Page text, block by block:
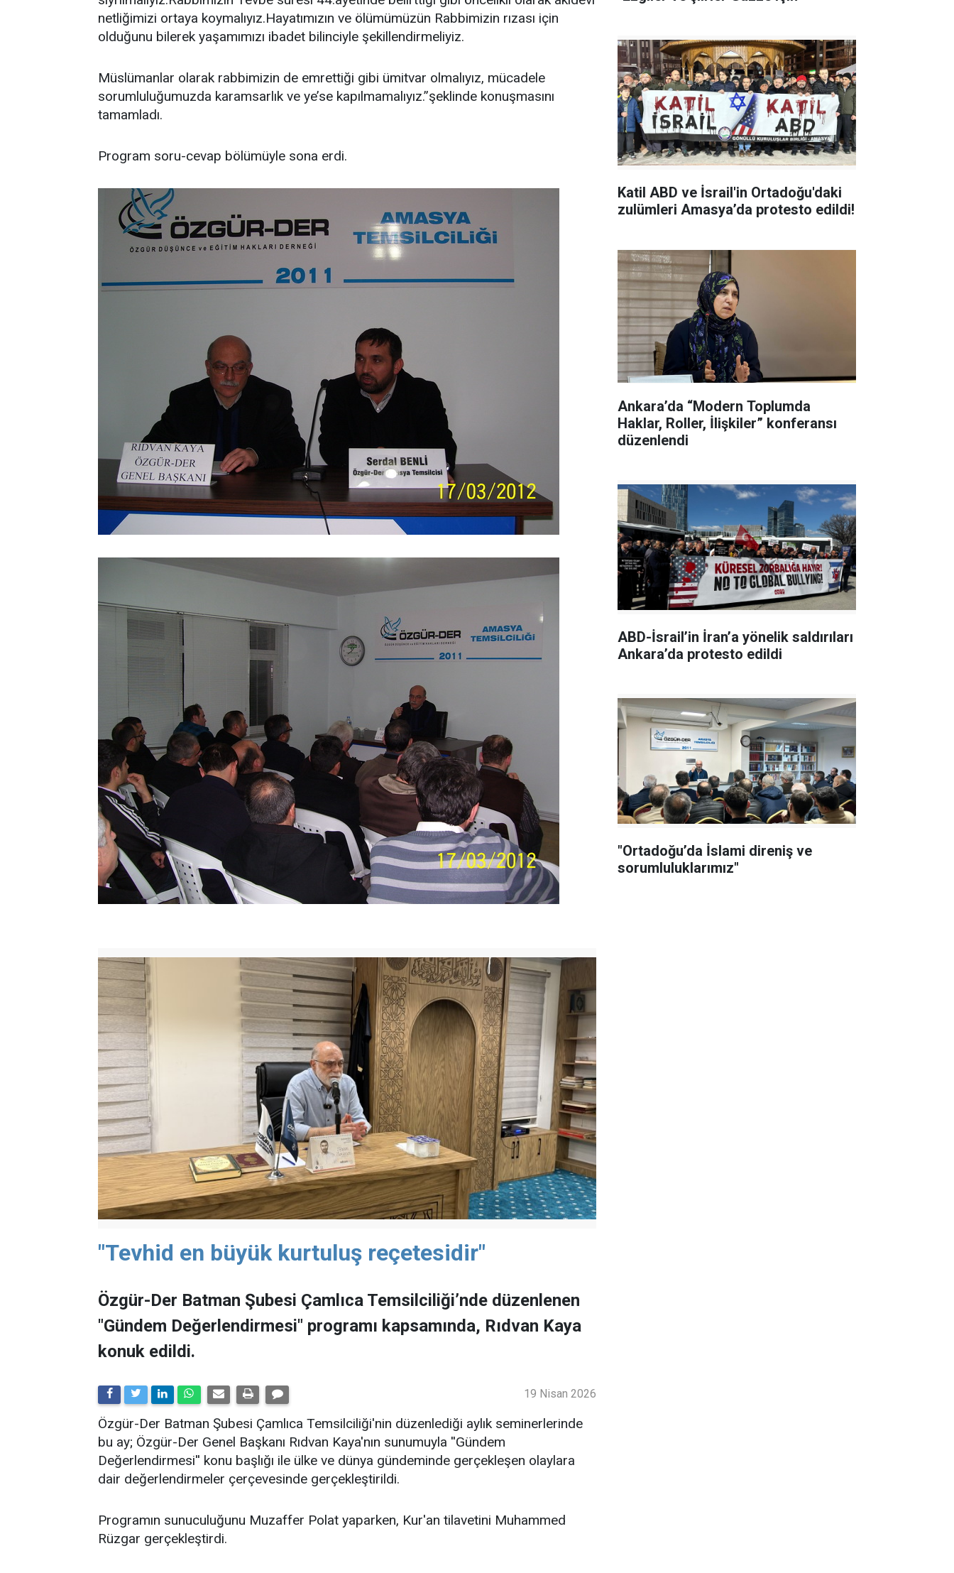
netliğimizi ortaya koymalıyız.Hayatımızın ve ölümümüzün Rabbimizin rızası için
olduğunu bilerek yaşamımızı ibadet bilinciyle şekillendirmeliyiz.
Müslümanlar olarak rabbimizin de emrettiği gibi ümitvar olmalıyız, mücadele
sorumluluğumuzda karamsarlık ve ye’se kapılmamalıyız.’’şeklinde konuşmasını
tamamladı.
Program soru-cevap bölümüyle sona erdi.
"Tevhid en büyük kurtuluş reçetesidir"
Özgür-Der Batman Şubesi Çamlıca Temsilciliği’nde düzenlenen
"Gündem Değerlendirmesi" programı kapsamında, Rıdvan Kaya
konuk edildi.
19 Nisan 2026
​Özgür-Der Batman Şubesi Çamlıca Temsilciliği'nin düzenlediği aylık seminerlerinde
bu ay; Özgür-Der Genel Başkanı Rıdvan Kaya'nın sunumuyla ''Gündem
Değerlendirmesi'' konu başlığı ile ülke ve dünya gündeminde gerçekleşen olaylara
dair değerlendirmeler çerçevesinde gerçekleştirildi.
Programın sunuculuğunu Muzaffer Polat yaparken, Kur'an tilavetini Muhammed
Rüzgar gerçekleştirdi.
Katil ABD ve İsrail'in Ortadoğu'daki
zulümleri Amasya’da protesto edildi!
Ankara’da “Modern Toplumda
Haklar, Roller, İlişkiler” konferansı
düzenlendi
ABD-İsrail’in İran’a yönelik saldırıları
Ankara’da protesto edildi
"Ortadoğu’da İslami direniş ve
sorumluluklarımız"